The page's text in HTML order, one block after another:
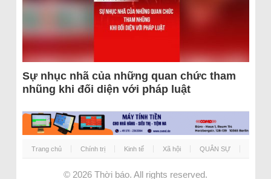
Sự nhục nhã của những quan chức tham
nhũng khi đối diện với pháp luật
Trang chủ Chính trị Kinh tế Xã hội QUÂN SỰ
© 2026 Thời báo. All rights reserved.